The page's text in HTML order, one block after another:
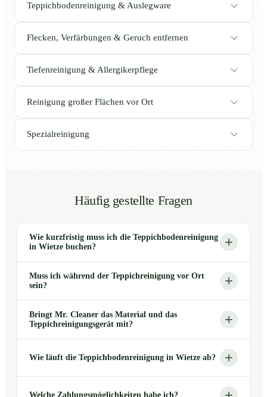
Teppichbodenreinigung & Auslegware
Flecken, Verfärbungen & Geruch entfernen
Tiefenreinigung & Allergikerpflege
Reinigung großer Flächen vor Ort
Spezialreinigung
Häufig gestellte Fragen
Wie kurzfristig muss ich die Teppichbodenreinigung
in Wietze buchen?
Muss ich während der Teppichreinigung vor Ort
sein?
Bringt Mr. Cleaner das Material und das
Teppichreinigungsgerät mit?
Wie läuft die Teppichbodenreinigung in Wietze ab?
Welche Zahlungsmöglichkeiten habe ich?